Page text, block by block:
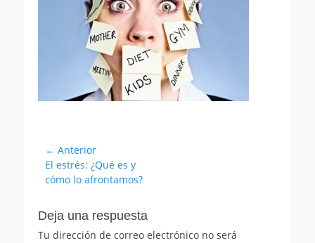
Navegación
de
entradas
← Anterior
Entrada
anterior:
El estrés: ¿Qué es y
cómo lo afrontamos?
Deja una respuesta
Tu dirección de correo electrónico no será